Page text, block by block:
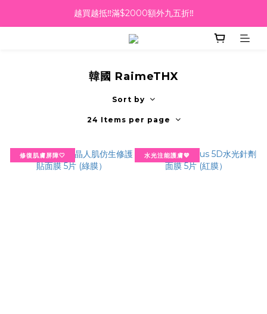
越買越抵‼️滿$2000額外九五折‼️
越買越抵‼️滿$2000額外九五折‼️
☀️【Summer Sales 盛夏狂歡】滿 $700 即減 $40！🔥
越買越抵‼️滿$2000額外九五折‼️
韓國 RaimeTHX
Sort by
24 Items per page
修復肌膚屏障🤍 水光注能護膚💙